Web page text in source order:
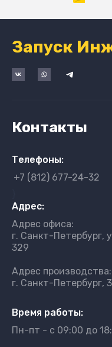
Запуск
Контакты
Телефоны:
+7 (812) 677-24-32
Адрес:
Адрес офиса:
г. Санкт-Петербург,
329
Адрес производства:
г. Санкт-Петербург,
Время работы:
Пн-пт - с 09:00 до